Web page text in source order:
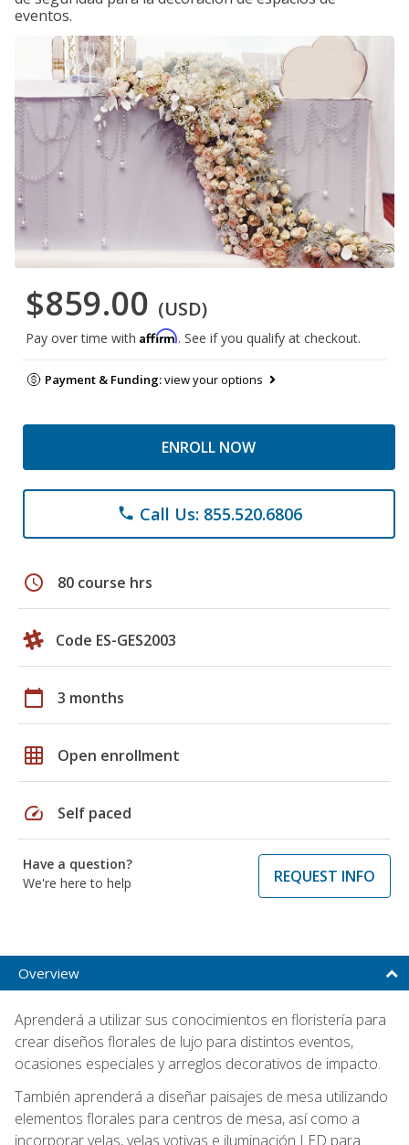
eventos.
$859.00 (USD)
Pay over time with Affirm. See if you qualify at checkout.
Payment & Funding:view your options
ENROLL NOW
phone Call Us: 855.520.6806
schedule 80 course hrs
Code ES-GES2003
calendar_today 3 months
grid_on Open enrollment
speed Self paced
Have a question?
We're here to help
REQUEST INFO
Overview
Aprenderá a utilizar sus conocimientos en floristería para
crear diseños florales de lujo para distintos eventos,
ocasiones especiales y arreglos decorativos de impacto.
También aprenderá a diseñar paisajes de mesa utilizando
elementos florales para centros de mesa, así como a
incorporar velas, velas votivas e iluminación LED para